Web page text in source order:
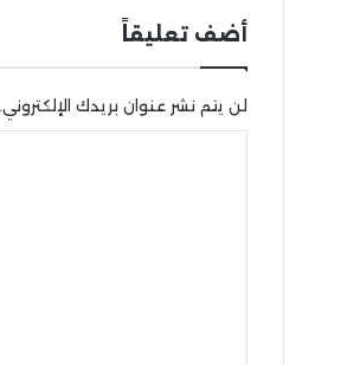
أضف تعليقاً
لن يتم نشر عنوان بريدك الإلكتروني.